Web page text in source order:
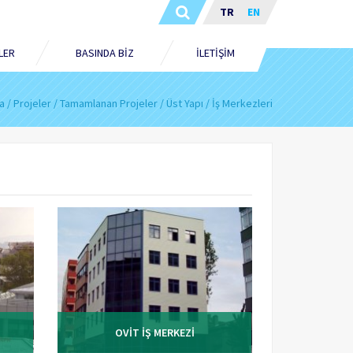
TR EN
BASINDA BİZ İLETİŞİM
Projeler Tamamlanan Projeler Üst Yapı İş Merkezleri
OVİT İŞ MERKEZİ